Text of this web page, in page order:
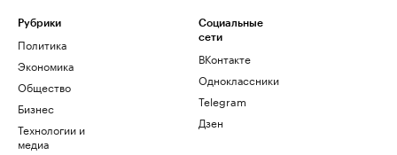
Рубрики
Политика
Экономика
Общество
Бизнес
Технологии и
медиа
Социальные
сети
ВКонтакте
Одноклассники
Telegram
Дзен